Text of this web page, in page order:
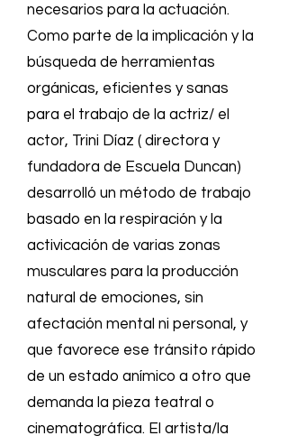
necesarios para la actuación.
Como parte de la implicación y la
búsqueda de herramientas
orgánicas, eficientes y sanas
para el trabajo de la actriz/ el
actor, Trini Díaz ( directora y
fundadora de Escuela Duncan)
desarrolló un método de trabajo
basado en la respiración y la
activicación de varias zonas
musculares para la producción
natural de emociones, sin
afectación mental ni personal, y
que favorece ese tránsito rápido
de un estado anímico a otro que
demanda la pieza teatral o
cinematográfica. El artista/la